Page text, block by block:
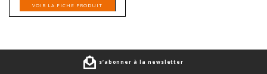
VOIR LA FICHE PRODUIT
s’abonner à la newsletter